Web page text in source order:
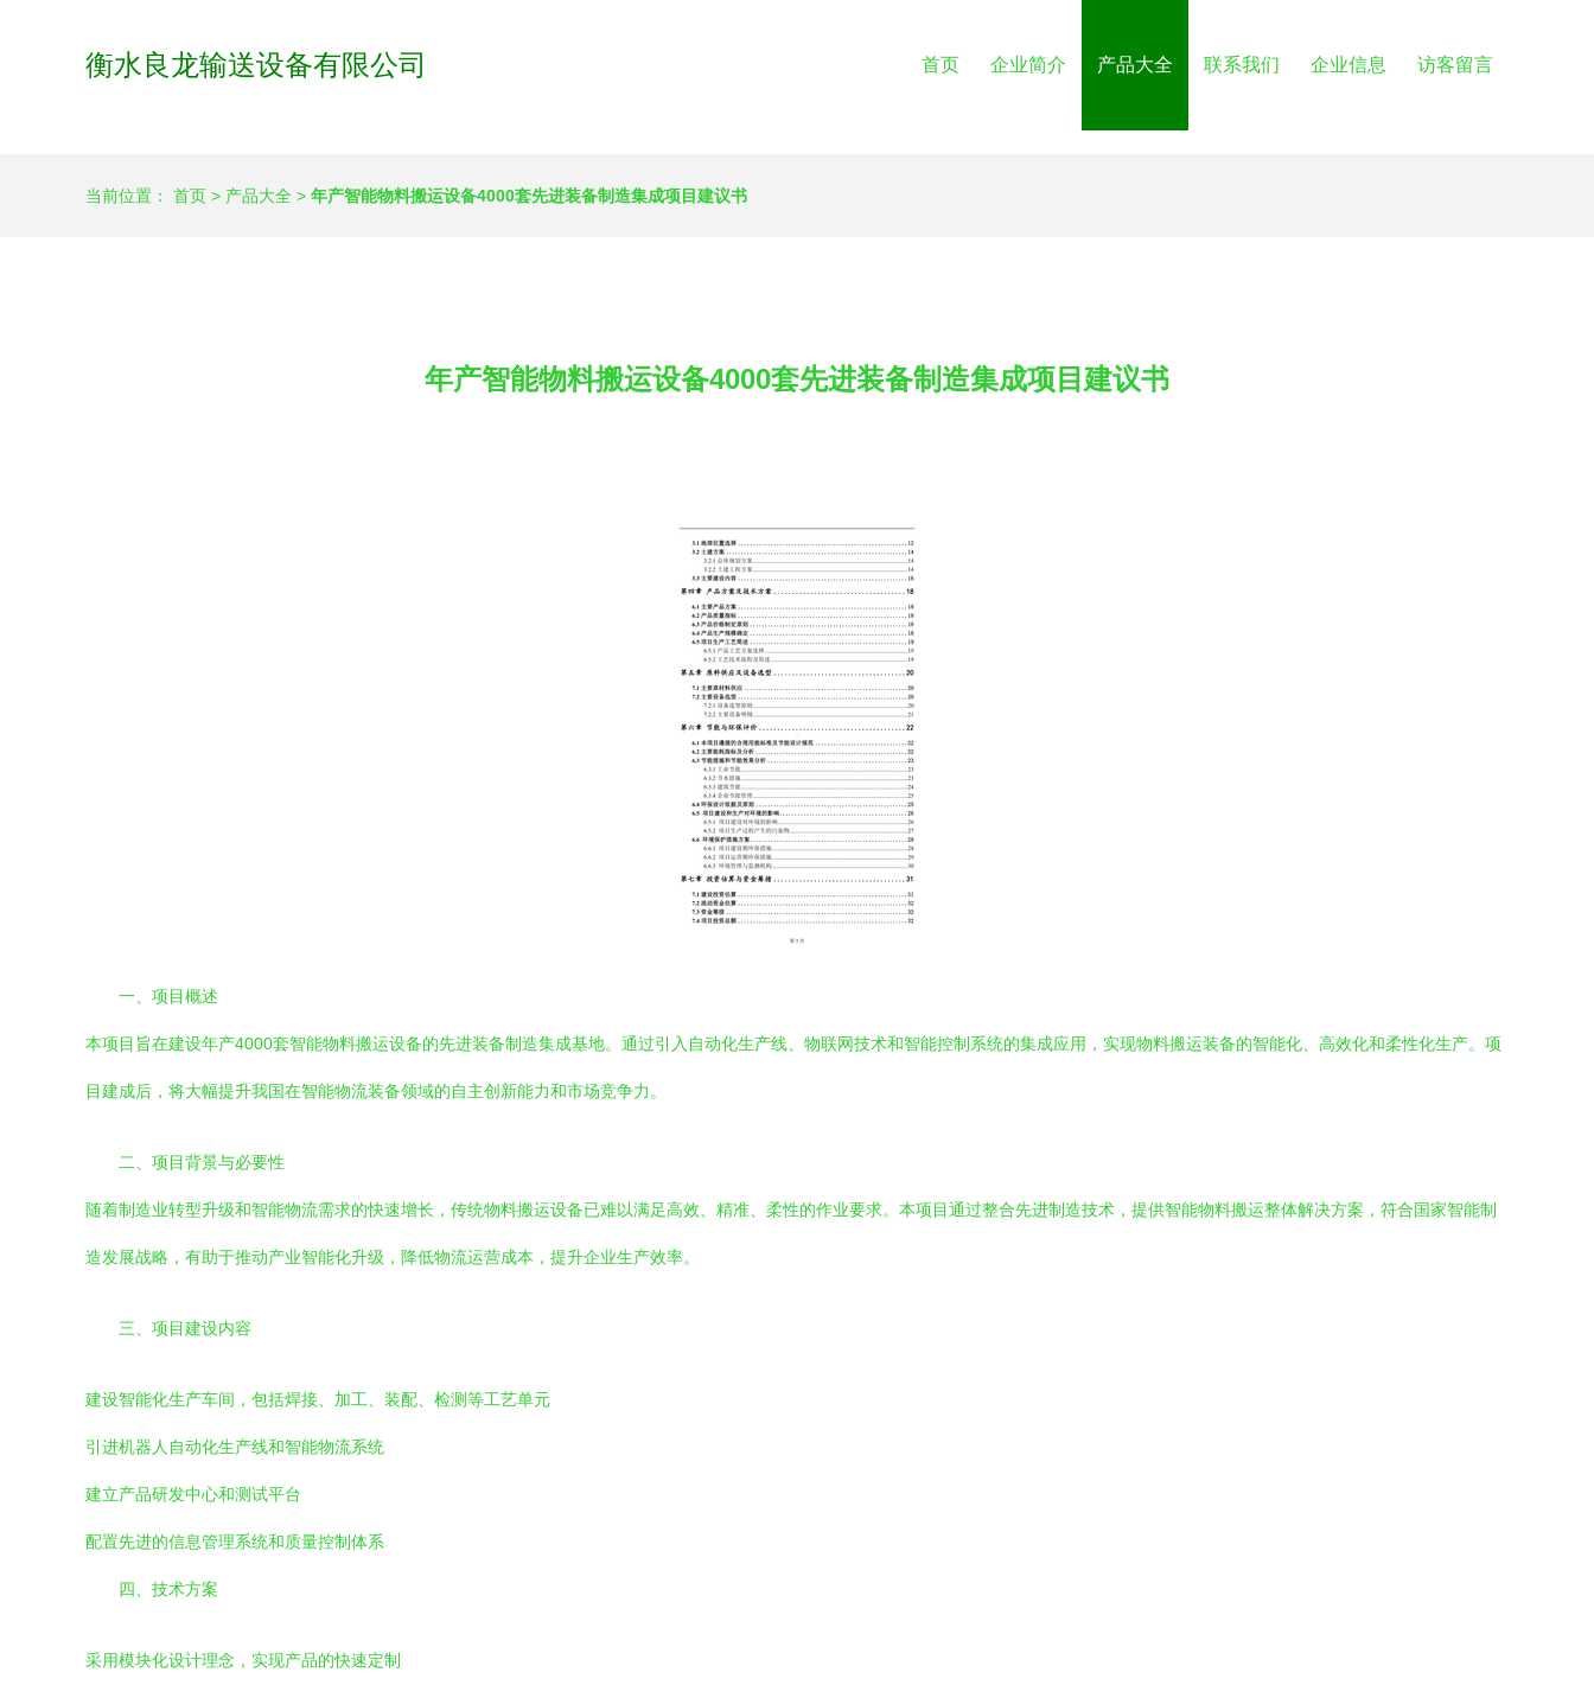
衡水良龙输送设备有限公司 首页 企业简介 产品大全 联系我们 企业信息 访客留言
当前位置： 首页 > 产品大全 > 年产智能物料搬运设备4000套先进装备制造集成项目建议书
年产智能物料搬运设备4000套先进装备制造集成项目建议书
一、项目概述
本项目旨在建设年产4000套智能物料搬运设备的先进装备制造集成基地。通过引入自动化生产线、物联网技术和智能控制系统的集成应用，实现物料搬运装备的智能化、高效化和柔性化生产。项
目建成后，将大幅提升我国在智能物流装备领域的自主创新能力和市场竞争力。
二、项目背景与必要性
随着制造业转型升级和智能物流需求的快速增长，传统物料搬运设备已难以满足高效、精准、柔性的作业要求。本项目通过整合先进制造技术，提供智能物料搬运整体解决方案，符合国家智能制
造发展战略，有助于推动产业智能化升级，降低物流运营成本，提升企业生产效率。
三、项目建设内容
建设智能化生产车间，包括焊接、加工、装配、检测等工艺单元
引进机器人自动化生产线和智能物流系统
建立产品研发中心和测试平台
配置先进的信息管理系统和质量控制体系
四、技术方案
采用模块化设计理念，实现产品的快速定制